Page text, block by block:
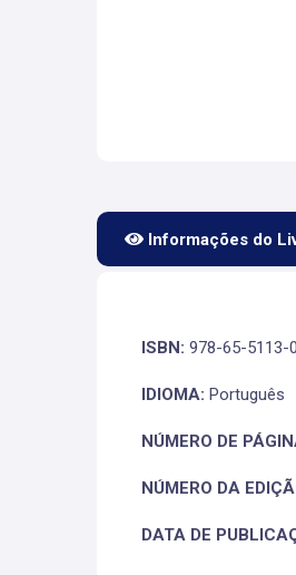
Informações do
ISBN: 978-65-5113-
IDIOMA: Português
NÚMERO DE
NÚMERO DA
DATA DE